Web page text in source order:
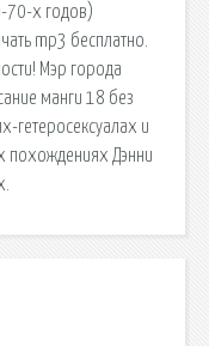
70-х годов)
mp3 бесплатно.
Мэр города
манги 18 без
гетеросексуалах и
похождениях Дэнни